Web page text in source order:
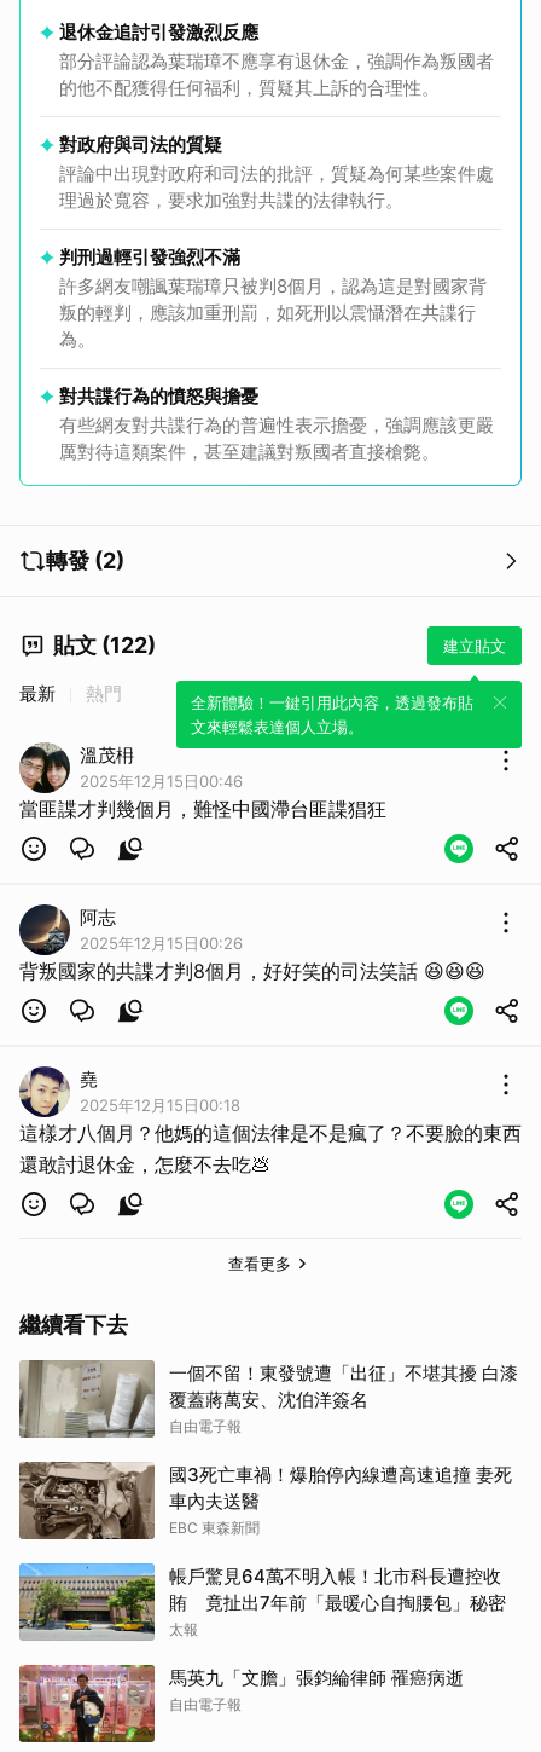
退休金追討引發激烈反應
部分評論認為葉瑞璋不應享有退休金，強調作為叛國者
的他不配獲得任何福利，質疑其上訴的合理性。
對政府與司法的質疑
評論中出現對政府和司法的批評，質疑為何某些案件處
理過於寬容，要求加強對共諜的法律執行。
判刑過輕引發強烈不滿
許多網友嘲諷葉瑞璋只被判8個月，認為這是對國家背
叛的輕判，應該加重刑罰，如死刑以震懾潛在共諜行
為。
對共諜行為的憤怒與擔憂
有些網友對共諜行為的普遍性表示擔憂，強調應該更嚴
厲對待這類案件，甚至建議對叛國者直接槍斃。
轉發 (2)
貼文 (122) 建立貼文
全新體驗！一鍵引用此內容，透過發布貼
文來輕鬆表達個人立場。
最新 熱門
溫茂枏
2025年12月15日00:46
當匪諜才判幾個月，難怪中國滯台匪諜猖狂
阿志
2025年12月15日00:26
背叛國家的共諜才判8個月，好好笑的司法笑話 😆😆😆
堯
2025年12月15日00:18
這樣才八個月？他媽的這個法律是不是瘋了？不要臉的東西
還敢討退休金，怎麼不去吃💩
查看更多
繼續看下去
一個不留！東發號遭「出征」不堪其擾 白漆
覆蓋蔣萬安、沈伯洋簽名
自由電子報
國3死亡車禍！爆胎停內線遭高速追撞 妻死
車內夫送醫
EBC 東森新聞
帳戶驚見64萬不明入帳！北市科長遭控收
賄 竟扯出7年前「最暖心自掏腰包」秘密
太報
馬英九「文膽」張鈞綸律師 罹癌病逝
自由電子報